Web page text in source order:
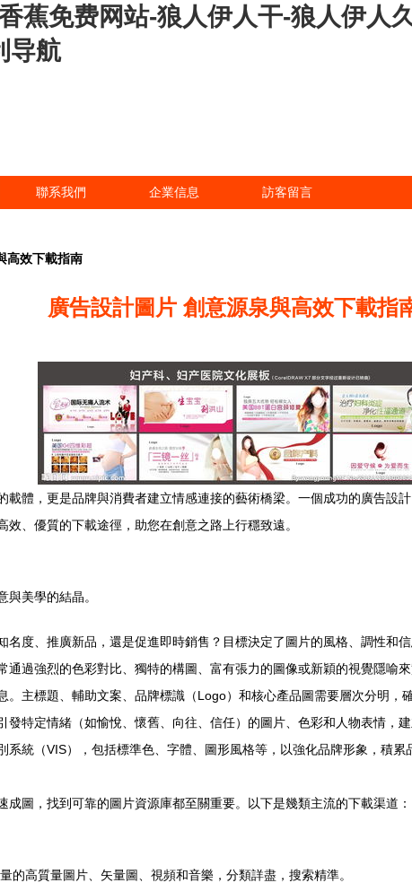
蕉免费网站-狼人伊人干-狼人伊人
导航
聯系我們 企業信息 訪客留言
高效下載指南
廣告設計圖片 創意源泉與高效下載指
體，更是品牌與消費者建立情感連接的藝術橋梁。一個成功的廣告設
、優質的下載途徑，助您在創意之路上行穩致遠。
美學的結晶。
度、推廣新品，還是促進即時銷售？目標決定了圖片的風格、調性和信
通過強烈的色彩對比、獨特的構圖、富有張力的圖像或新穎的視覺隱喻
。主標題、輔助文案、品牌標識（Logo）和核心產品圖需要層次分明，
發特定情緒（如愉悅、懷舊、向往、信任）的圖片、色彩和人物表情，建
系統（VIS），包括標準色、字體、圖形風格等，以強化品牌形象，積累
圖，找到可靠的圖片資源庫都至關重要。以下是幾類主流的下載渠道：
的高質量圖片、矢量圖、視頻和音樂，分類詳盡，搜索精準。